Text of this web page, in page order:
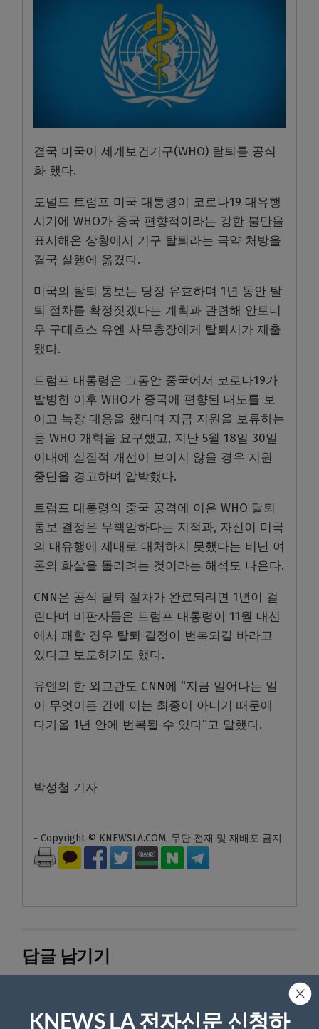
결국 미국이 세계보건기구(WHO) 탈퇴를 공식
화 했다.
도널드 트럼프 미국 대통령이 코로나19 대유행
시기에 WHO가 중국 편향적이라는 강한 불만을
표시해온 상황에서 기구 탈퇴라는 극약 처방을
결국 실행에 옮겼다.
미국의 탈퇴 통보는 당장 유효하며 1년 동안 탈
퇴 절차를 확정짓겠다는 계획과 관련해 안토니
우 구테흐스 유엔 사무총장에게 탈퇴서가 제출
됐다.
트럼프 대통령은 그동안 중국에서 코로나19가
발병한 이후 WHO가 중국에 편향된 태도를 보
이고 늑장 대응을 했다며 자금 지원을 보류하는
등 WHO 개혁을 요구했고, 지난 5월 18일 30일
이내에 실질적 개선이 보이지 않을 경우 지원
중단을 경고하며 압박했다.
트럼프 대통령의 중국 공격에 이은 WHO 탈퇴
통보 결정은 무책임하다는 지적과, 자신이 미국
의 대유행에 제대로 대처하지 못했다는 비난 여
론의 화살을 돌리려는 것이라는 해석도 나온다.
CNN은 공식 탈퇴 절차가 완료되려면 1년이 걸
린다며 비판자들은 트럼프 대통령이 11월 대선
에서 패할 경우 탈퇴 결정이 번복되길 바라고
있다고 보도하기도 했다.
유엔의 한 외교관도 CNN에 “지금 일어나는 일
이 무엇이든 간에 이는 최종이 아니기 때문에
다가올 1년 안에 번복될 수 있다”고 말했다.
박성철 기자
- Copyright © KNEWSLA.COM, 무단 전재 및 재배포 금지
답글 남기기
KNEWS LA 전자신문 신청하